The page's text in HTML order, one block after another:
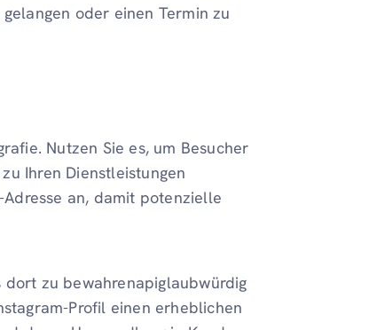
oder einen Termin zu
Nutzen Sie es, um Besucher
Ihren Dienstleistungen
an, damit potenzielle
zu bewahrenapiglaubwürdig
Profil einen erheblichen